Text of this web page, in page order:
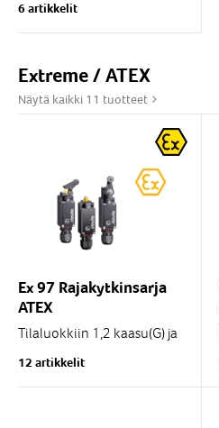
Termoplastinen kotelo
Kaksoiseristetty rakenne
Ruuvi...
6 artikkelit
Extreme / ATEX
Näytä kaikki 11 tuotteet
Ex 97 Rajakytkinsarja
ATEX
Tilaluokkiin 1,2 kaasu(G) ja
Tamb. -60°C...+55°C
12 artikkelit